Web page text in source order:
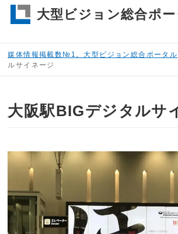
大型ビジョン総合ポ
媒体情報掲載数№1。大型ビジョン総合ポータル
ルサイネージ
大阪駅BIGデジタルサ